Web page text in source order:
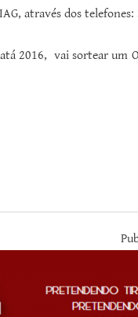
através dos
2016, vai sortear um